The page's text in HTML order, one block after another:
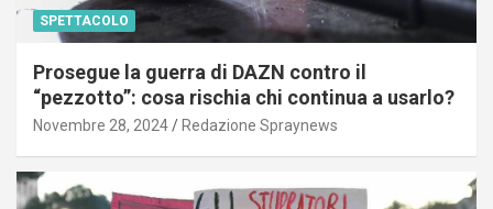
SPETTACOLO
Prosegue la guerra di DAZN contro il
“pezzotto”: cosa rischia chi continua a usarlo?
Novembre 28, 2024 Redazione Spraynews